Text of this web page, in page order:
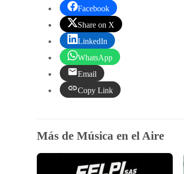
Facebook
Share on X
LinkedIn
WhatsApp
Email
Copy Link
Más de Música en el Aire